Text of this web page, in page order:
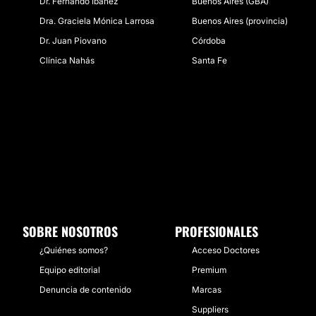
Dra. Graciela Mónica Larrosa
Dr. Juan Piovano
Clínica Nahás
Buenos Aires (provincia)
Córdoba
Santa Fe
SOBRE NOSOTROS
¿Quiénes somos?
Equipo editorial
Denuncia de contenido
PROFESIONALES
Acceso Doctores
Premium
Marcas
Suppliers